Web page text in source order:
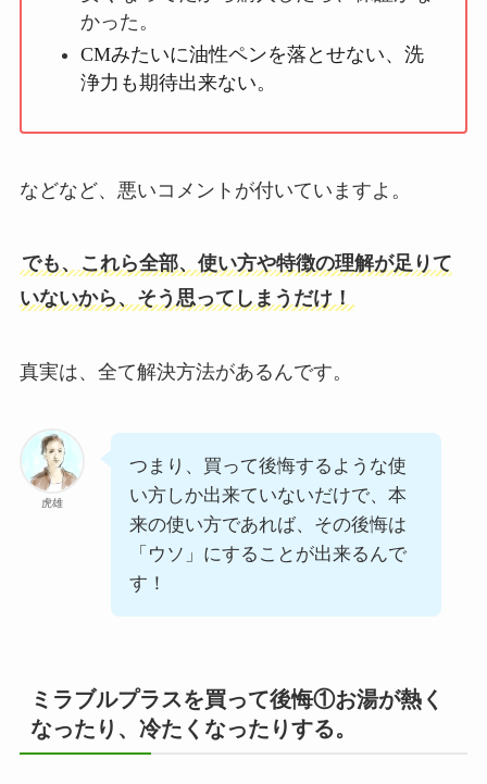
かった。
CMみたいに油性ペンを落とせない、洗
浄力も期待出来ない。
などなど、悪いコメントが付いていますよ。
でも、これら全部、使い方や特徴の理解が足りて
いないから、そう思ってしまうだけ！
真実は、全て解決方法があるんです。
虎雄
つまり、買って後悔するような使
い方しか出来ていないだけで、本
来の使い方であれば、その後悔は
「ウソ」にすることが出来るんで
す！
ミラブルプラスを買って後悔①お湯が熱く
なったり、冷たくなったりする。